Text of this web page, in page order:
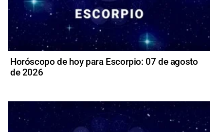
Horóscopo de hoy para Escorpio: 07 de agosto
de 2026